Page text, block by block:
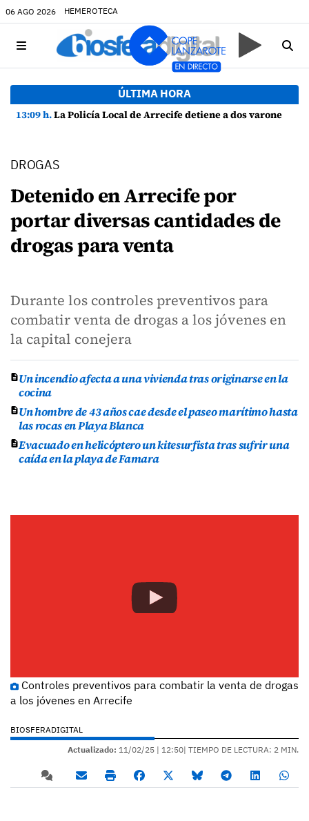
06 AGO 2026 HEMEROTECA
ÚLTIMA HORA
13:09 h.La Policía Local de Arrecife detiene a dos varones por altercado y amenazas con arma blanca
DROGAS
Detenido en Arrecife por
portar diversas cantidades de
drogas para venta
Durante los controles preventivos para
combatir venta de drogas a los jóvenes en
la capital conejera
Un incendio afecta a una vivienda tras originarse en la
cocina
Un hombre de 43 años cae desde el paseo marítimo hasta
las rocas en Playa Blanca
Evacuado en helicóptero un kitesurfista tras sufrir una
caída en la playa de Famara
Controles preventivos para combatir la venta de drogas
a los jóvenes en Arrecife
BIOSFERADIGITAL
Actualizado: 11/02/25 | 12:50| TIEMPO DE LECTURA: 2 MIN.